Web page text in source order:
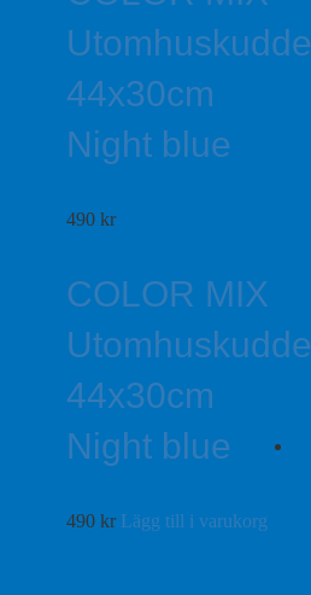
Utomhuskudde
44x30cm
Night blue
490 kr
COLOR MIX
Utomhuskudde
44x30cm
Night blue
490 kr Lägg till i varukorg